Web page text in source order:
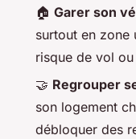
🏠 Garer son
surtout en zone
risque de vol ou
🤝 Regrouper
son logement
débloquer des